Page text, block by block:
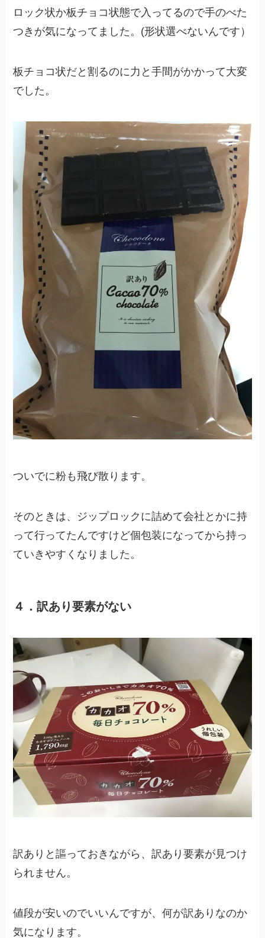
ロック状か板チョコ状態で入ってるので手のべた
つきが気になってました。(形状選べないんです）
板チョコ状だと割るのに力と手間がかかって大変
でした。
ついでに粉も飛び散ります。
そのときは、ジップロックに詰めて会社とかに持
って行ってたんですけど個包装になってから持っ
ていきやすくなりました。
４．訳あり要素がない
訳ありと謳っておきながら、訳あり要素が見つけ
られません。
値段が安いのでいいんですが、何が訳ありなのか
気になります。